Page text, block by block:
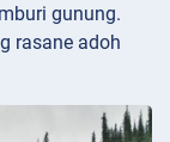
gunung.
rasane adoh